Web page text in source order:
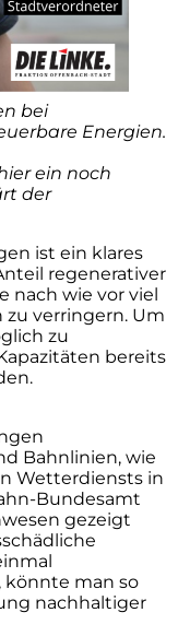
bei
Energien.
ein noch
der
ist ein klares
regenerativer
nach wie vor viel
zu verringern. Um
zu
bereits
Bahnlinien, wie
Wetterdiensts in
Bundesamt
gezeigt
könnte man so
nachhaltiger